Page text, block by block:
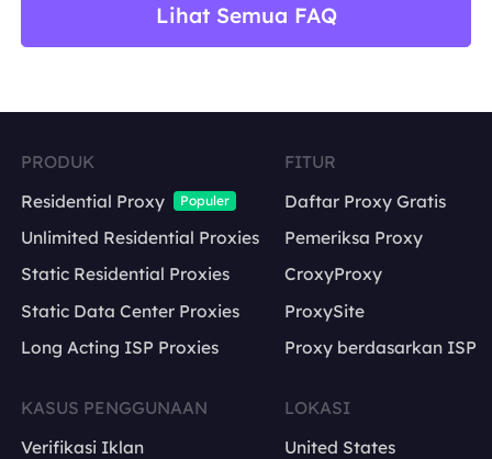
Lihat Semua FAQ
PRODUK
Residential Proxy
Populer
Unlimited Residential Proxies
Static Residential Proxies
Static Data Center Proxies
Long Acting ISP Proxies
FITUR
Daftar Proxy Gratis
Pemeriksa Proxy
CroxyProxy
ProxySite
Proxy berdasarkan ISP
KASUS PENGGUNAAN
Verifikasi Iklan
LOKASI
United States